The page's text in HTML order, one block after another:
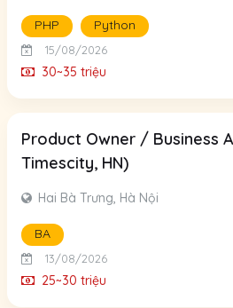
PHP Python
15/08/2026
30~35 triệu
Product Owner / Business
Timescity, HN)
Hai Bà Trưng, Hà Nội
BA
13/08/2026
25~30 triệu